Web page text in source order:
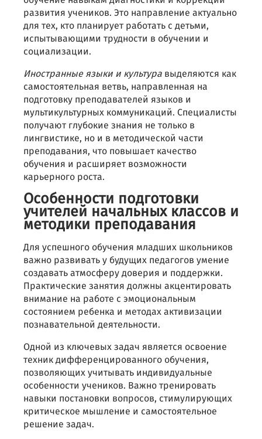
развития учеников. Это направление актуально
для тех, кто планирует работать с детьми,
испытывающими трудности в обучении и
социализации.
Иностранные языки и культура выделяются как
самостоятельная ветвь, направленная на
подготовку преподавателей языков и
мультикультурных коммуникаций. Специалисты
получают глубокие знания не только в
лингвистике, но и в методической части
преподавания, что повышает качество
обучения и расширяет возможности
карьерного роста.
Особенности подготовки
учителей начальных классов и
методики преподавания
Для успешного обучения младших школьников
важно развивать у будущих педагогов умение
создавать атмосферу доверия и поддержки.
Практические занятия должны акцентировать
внимание на работе с эмоциональным
состоянием ребенка и методах активизации
познавательной деятельности.
Одной из ключевых задач является освоение
техник дифференцированного обучения,
позволяющих учитывать индивидуальные
особенности учеников. Важно тренировать
навыки постановки вопросов, стимулирующих
критическое мышление и самостоятельное
решение задач.